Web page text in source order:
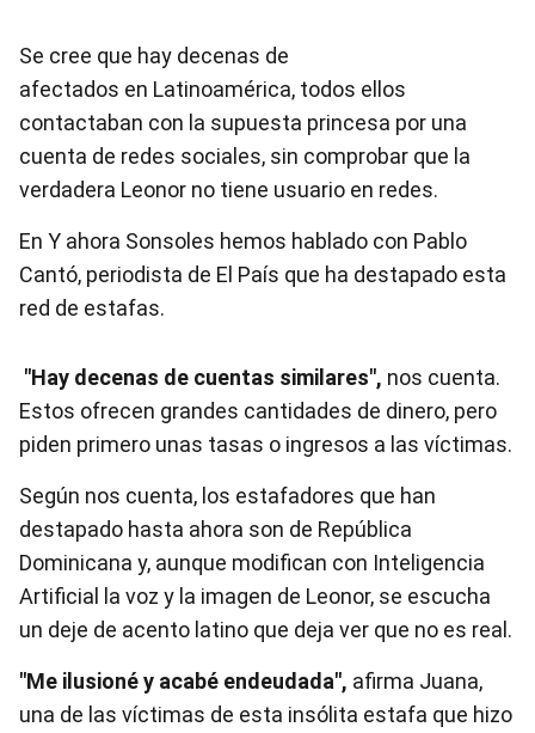
Se cree que hay decenas de
afectados en Latinoamérica, todos ellos
contactaban con la supuesta princesa por una
cuenta de redes sociales, sin comprobar que la
verdadera Leonor no tiene usuario en redes.
En Y ahora Sonsoles hemos hablado con Pablo
Cantó, periodista de El País que ha destapado esta
red de estafas.
"Hay decenas de cuentas similares", nos cuenta.
Estos ofrecen grandes cantidades de dinero, pero
piden primero unas tasas o ingresos a las víctimas.
Según nos cuenta, los estafadores que han
destapado hasta ahora son de República
Dominicana y, aunque modifican con Inteligencia
Artificial la voz y la imagen de Leonor, se escucha
un deje de acento latino que deja ver que no es real.
"Me ilusioné y acabé endeudada", afirma Juana,
una de las víctimas de esta insólita estafa que hizo